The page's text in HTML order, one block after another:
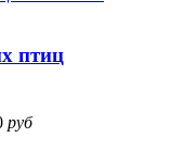
птиц
руб